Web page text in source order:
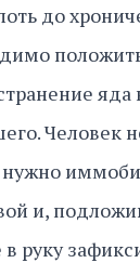
до
яда
Человек
и,
руку